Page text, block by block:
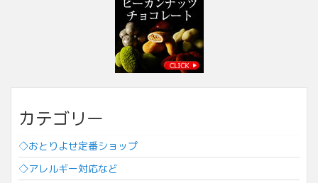
カテゴリー
◇おとりよせ定番ショップ
◇アレルギー対応など